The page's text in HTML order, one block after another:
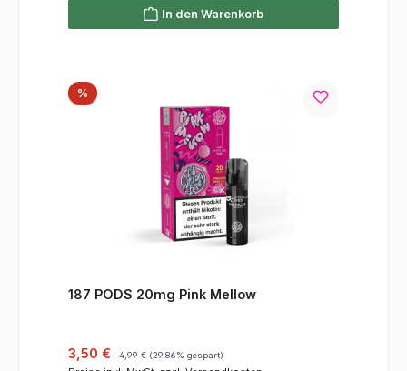
In den Warenkorb
%Rabatt
187 PODS 20mg Pink Mellow
Verkaufspreis:
3,50 € 4,99 € (29.86% gespart)